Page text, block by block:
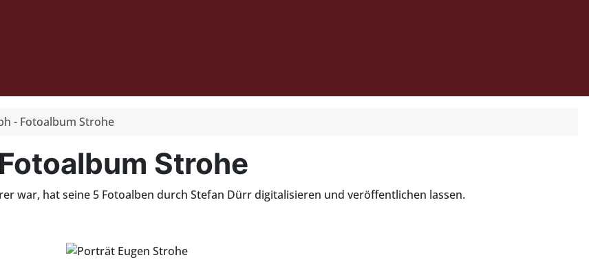
- Fotoalbum Strohe
Strohe
war, hat seine 5 Fotoalben durch Stefan Dürr digitalisieren und veröffentlichen lassen.